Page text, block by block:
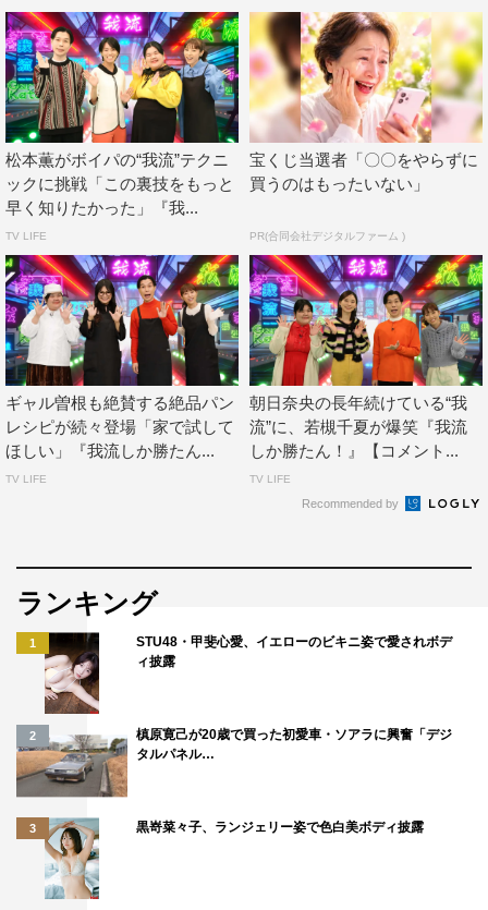
◆収録を終えてみて今の率直な感想をお聞かせください。
いろんな我流があってとても面白かったです。たくさん笑
いました。テレビの試食だと、おいしいものをいただける
イメージだったのですが、今回は面白いレシピをいただけ
て新鮮で楽しかったです。
◆印象に残っているところは？
納豆我流の飲み物が衝撃でした（笑）。今まで生きてきた
中で食べたことのない味がしました（笑）。ケーキを取り
分ける我流はぜひ家でも実践してみたいなと思います。
◆最後に見どころを教えてください。
皆さんが今すぐに使える我流がたくさんあるので、ぜひ見
て試していただけたらと思います。私たちも忖度なしで正
直な感想を言っているので、そこも注目して見てもらえた
土曜RISE！『我流しか勝たん！クリスマスSP』
フジテレビ（関東ローカル）
2022年12月24日（土）午後1時30分～2時30分
公式HP：https://www.fujitv.co.jp/garyushikakatan/
公式Twitter：@garyushikakatan
松本薫がボイパの“我流”テクニ
ックに挑戦「この裏技をもっと
早く知りたかった」『我...
TV LIFE
宝くじ当選者「〇〇をやらずに
買うのはもったいない」
PR(合同会社デジタルファーム )
ギャル曽根も絶賛する絶品パン
レシピが続々登場「家で試して
ほしい」『我流しか勝たん...
TV LIFE
朝日奈央の長年続けている“我
流”に、若槻千夏が爆笑『我流
しか勝たん！』【コメント...
TV LIFE
Recommended by
ランキング
1
STU48・甲斐心愛、イエローのビキニ姿で愛されボデ
ィ披露
2
槙原寛己が20歳で買った初愛車・ソアラに興奮「デジ
タルパネル…
3 黒嵜菜々子、ランジェリー姿で色白美ボディ披露